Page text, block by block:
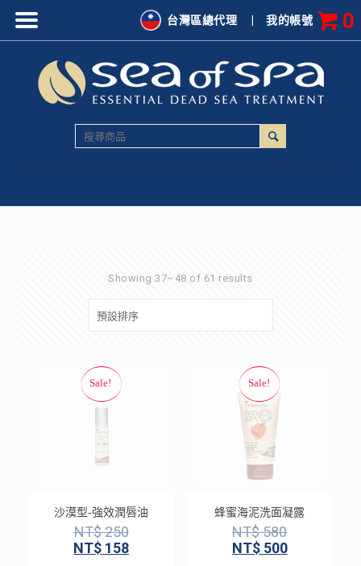
Showing 37–48 of 61 results
沙漠型-強效潤唇油
NT$250
NT$ 158
蜂蜜海泥洗面凝露
NT$580
NT$500
|我的帳號 0
台灣區總代理